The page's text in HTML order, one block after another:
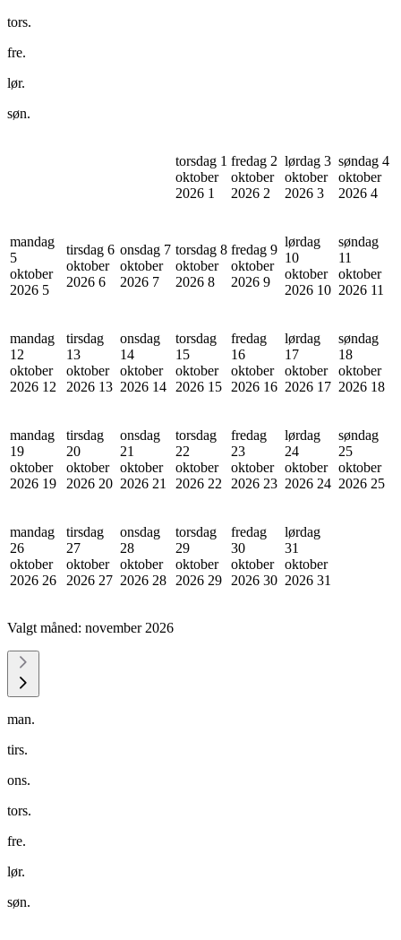
tors.
fre.
lør.
søn.
torsdag 1
oktober
2026 1
fredag 2
oktober
2026 2
lørdag 3
oktober
2026 3
søndag 4
oktober
2026 4
mandag
5
oktober
2026 5
tirsdag 6
oktober
2026 6
onsdag 7
oktober
2026 7
torsdag 8
oktober
2026 8
fredag 9
oktober
2026 9
lørdag
10
oktober
2026 10
søndag
11
oktober
2026 11
mandag
12
oktober
2026 12
tirsdag
13
oktober
2026 13
onsdag
14
oktober
2026 14
torsdag
15
oktober
2026 15
fredag
16
oktober
2026 16
lørdag
17
oktober
2026 17
søndag
18
oktober
2026 18
mandag
19
oktober
2026 19
tirsdag
20
oktober
2026 20
onsdag
21
oktober
2026 21
torsdag
22
oktober
2026 22
fredag
23
oktober
2026 23
lørdag
24
oktober
2026 24
søndag
25
oktober
2026 25
mandag
26
oktober
2026 26
tirsdag
27
oktober
2026 27
onsdag
28
oktober
2026 28
torsdag
29
oktober
2026 29
fredag
30
oktober
2026 30
lørdag
31
oktober
2026 31
Valgt måned: november 2026
man.
tirs.
ons.
tors.
fre.
lør.
søn.